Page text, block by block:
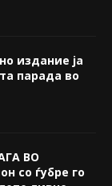
издание ја
парада во
ВО
со ѓубре го